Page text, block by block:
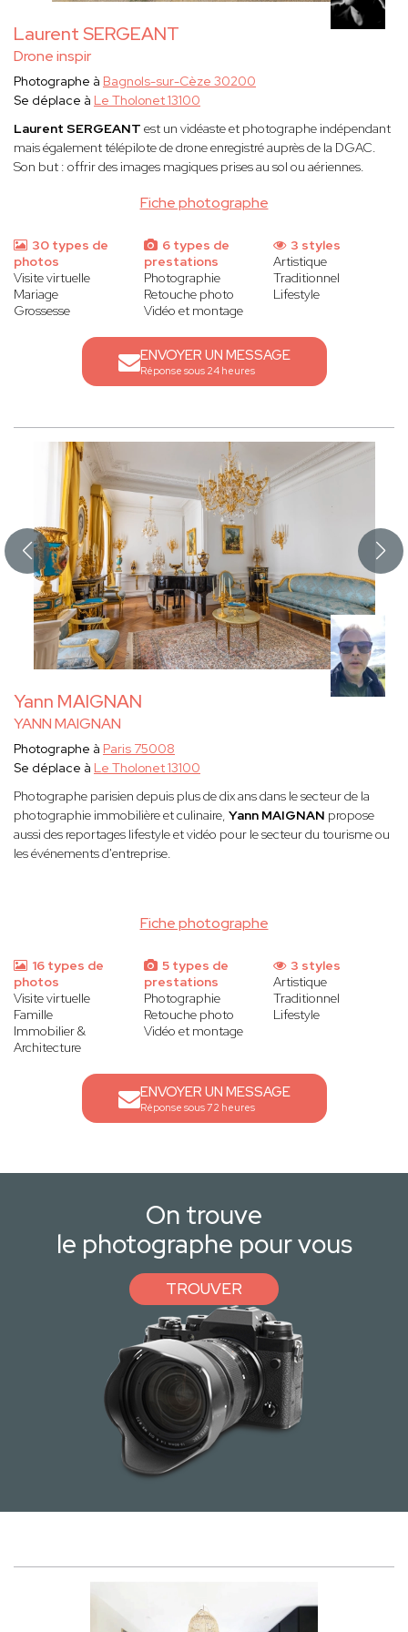
Laurent SERGEANT
Drone inspir
Fiche photographe
Photographe à Bagnols-sur-Cèze 30200
Se déplace à Le Tholonet 13100
Laurent SERGEANT est un vidéaste et photographe indépendant
mais également télépilote de drone enregistré auprès de la DGAC.
Son but : offrir des images magiques prises au sol ou aériennes.
30 types de
photos
Visite virtuelle
Mariage
Grossesse
6 types de
prestations
Photographie
Retouche photo
Vidéo et montage
3 styles
Artistique
Traditionnel
Lifestyle
ENVOYER UN MESSAGE
Réponse sous 24 heures
Yann MAIGNAN
YANN MAIGNAN
Fiche photographe
Photographe à Paris 75008
Se déplace à Le Tholonet 13100
Photographe parisien depuis plus de dix ans dans le secteur de la
photographie immobilière et culinaire, Yann MAIGNAN propose
aussi des reportages lifestyle et vidéo pour le secteur du tourisme ou
les événements d'entreprise.
16 types de
photos
Visite virtuelle
Famille
Immobilier &
Architecture
5 types de
prestations
Photographie
Retouche photo
Vidéo et montage
3 styles
Artistique
Traditionnel
Lifestyle
ENVOYER UN MESSAGE
Réponse sous 72 heures
On trouve
le photographe pour vous
TROUVER